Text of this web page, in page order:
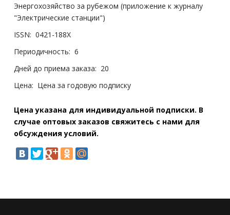
Энергохозяйство за рубежом (приложение к журналу
"Электрические станции")
ISSN: 0421-188X
Периодичность: 6
Дней до приема заказа: 20
Цена: Цена за годовую подписку
Цена указана для индивидуальной подписки. В
случае оптовых заказов свяжитесь с нами для
обсуждения условий.